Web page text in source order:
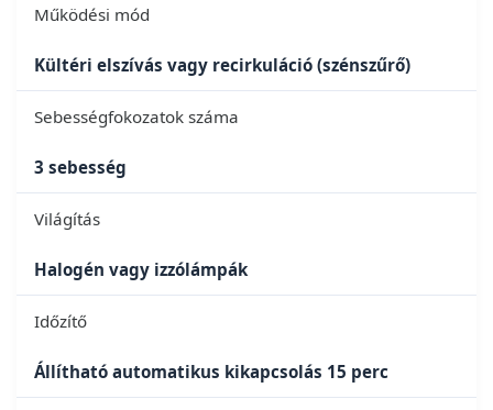
Működési mód
Kültéri elszívás vagy recirkuláció (szénszűrő)
Sebességfokozatok száma
3 sebesség
Világítás
Halogén vagy izzólámpák
Időzítő
Állítható automatikus kikapcsolás 15 perc